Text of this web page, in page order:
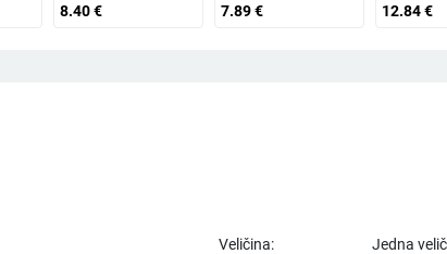
8.40€ 7.89€ 12.84€
Veličina:
Jedna